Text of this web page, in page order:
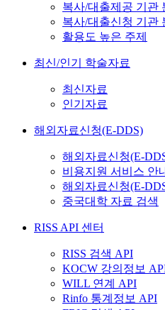
복사/대출제공 기관
복사/대출신청 기관
활용도 높은 주제
최신/인기 학술자료
최신자료
인기자료
해외자료신청(E-DDS)
해외자료신청(E-
비용지원 서비스 안
해외자료신청(E-
중국대학 자료 검색
RISS API 센터
RISS 검색 API
KOCW 강의정보
WILL 연계 API
Rinfo 통계정보 API